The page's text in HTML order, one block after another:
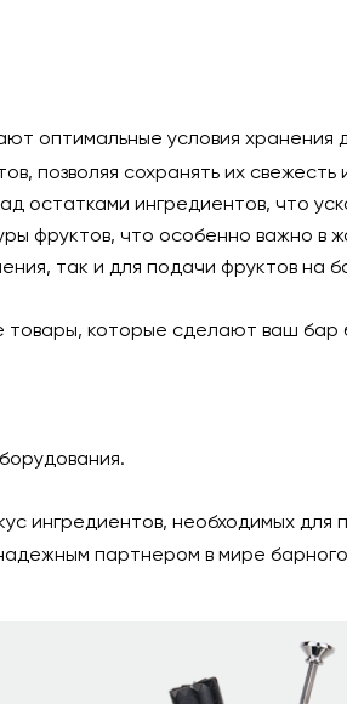
оптимальные условия хранения
позволяя сохранять их
остатками ингредиентов, что
фруктов, что особенно важно в
так и для подачи фруктов на
товары, которые сделают ваш
ингредиентов, необходимых
партнером в мире